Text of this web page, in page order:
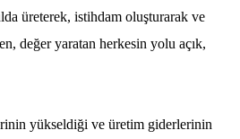
üreterek, istihdam oluşturarak ve
değer yaratan herkesin yolu açık,
yükseldiği ve üretim giderlerinin